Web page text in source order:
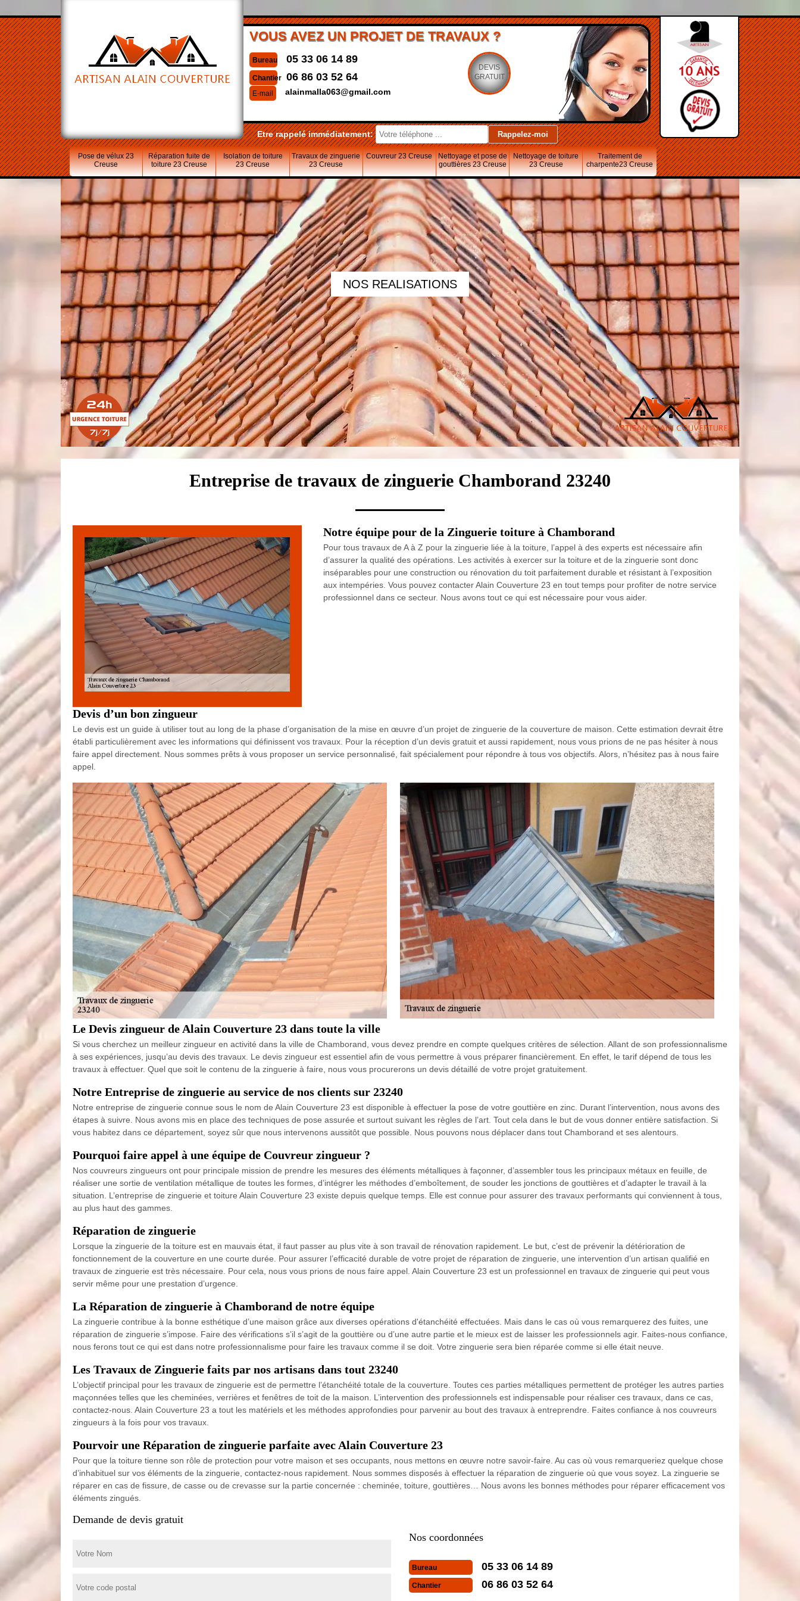
VOUS AVEZ UN PROJET DE TRAVAUX ?
Bureau 05 33 06 14 89
Chantier 06 86 03 52 64
E-mail alainmalla063@gmail.com
DEVIS
GRATUIT
Etre rappelé immédiatement:
Pose de vélux 23
Creuse
Réparation fuite de
toiture 23 Creuse
Isolation de toiture
23 Creuse
Travaux de zinguerie
23 Creuse
Couvreur 23 Creuse
Nettoyage et pose de
gouttières 23 Creuse
Nettoyage de toiture
23 Creuse
Traitement de
charpente23 Creuse
NOS REALISATIONS
Entreprise de travaux de zinguerie Chamborand 23240
Notre équipe pour de la Zinguerie toiture à Chamborand
Pour tous travaux de A à Z pour la zinguerie liée à la toiture, l’appel à des experts est nécessaire afin
d’assurer la qualité des opérations. Les activités à exercer sur la toiture et de la zinguerie sont donc
inséparables pour une construction ou rénovation du toit parfaitement durable et résistant à l’exposition
aux intempéries. Vous pouvez contacter Alain Couverture 23 en tout temps pour profiter de notre service
professionnel dans ce secteur. Nous avons tout ce qui est nécessaire pour vous aider.
Devis d’un bon zingueur
Le devis est un guide à utiliser tout au long de la phase d’organisation de la mise en œuvre d’un projet de zinguerie de la couverture de maison. Cette estimation devrait être
établi particulièrement avec les informations qui définissent vos travaux. Pour la réception d’un devis gratuit et aussi rapidement, nous vous prions de ne pas hésiter à nous
faire appel directement. Nous sommes prêts à vous proposer un service personnalisé, fait spécialement pour répondre à tous vos objectifs. Alors, n’hésitez pas à nous faire
appel.
Le Devis zingueur de Alain Couverture 23 dans toute la ville
Si vous cherchez un meilleur zingueur en activité dans la ville de Chamborand, vous devez prendre en compte quelques critères de sélection. Allant de son professionnalisme
à ses expériences, jusqu’au devis des travaux. Le devis zingueur est essentiel afin de vous permettre à vous préparer financièrement. En effet, le tarif dépend de tous les
travaux à effectuer. Quel que soit le contenu de la zinguerie à faire, nous vous procurerons un devis détaillé de votre projet gratuitement.
Notre Entreprise de zinguerie au service de nos clients sur 23240
Notre entreprise de zinguerie connue sous le nom de Alain Couverture 23 est disponible à effectuer la pose de votre gouttière en zinc. Durant l’intervention, nous avons des
étapes à suivre. Nous avons mis en place des techniques de pose assurée et surtout suivant les règles de l’art. Tout cela dans le but de vous donner entière satisfaction. Si
vous habitez dans ce département, soyez sûr que nous intervenons aussitôt que possible. Nous pouvons nous déplacer dans tout Chamborand et ses alentours.
Pourquoi faire appel à une équipe de Couvreur zingueur ?
Nos couvreurs zingueurs ont pour principale mission de prendre les mesures des éléments métalliques à façonner, d’assembler tous les principaux métaux en feuille, de
réaliser une sortie de ventilation métallique de toutes les formes, d’intégrer les méthodes d’emboîtement, de souder les jonctions de gouttières et d’adapter le travail à la
situation. L’entreprise de zinguerie et toiture Alain Couverture 23 existe depuis quelque temps. Elle est connue pour assurer des travaux performants qui conviennent à tous,
au plus haut des gammes.
Réparation de zinguerie
Lorsque la zinguerie de la toiture est en mauvais état, il faut passer au plus vite à son travail de rénovation rapidement. Le but, c’est de prévenir la détérioration de
fonctionnement de la couverture en une courte durée. Pour assurer l’efficacité durable de votre projet de réparation de zinguerie, une intervention d’un artisan qualifié en
travaux de zinguerie est très nécessaire. Pour cela, nous vous prions de nous faire appel. Alain Couverture 23 est un professionnel en travaux de zinguerie qui peut vous
servir même pour une prestation d’urgence.
La Réparation de zinguerie à Chamborand de notre équipe
La zinguerie contribue à la bonne esthétique d’une maison grâce aux diverses opérations d'étanchéité effectuées. Mais dans le cas où vous remarquerez des fuites, une
réparation de zinguerie s’impose. Faire des vérifications s’il s’agit de la gouttière ou d’une autre partie et le mieux est de laisser les professionnels agir. Faites-nous confiance,
nous ferons tout ce qui est dans notre professionnalisme pour faire les travaux comme il se doit. Votre zinguerie sera bien réparée comme si elle était neuve.
Les Travaux de Zinguerie faits par nos artisans dans tout 23240
L’objectif principal pour les travaux de zinguerie est de permettre l’étanchéité totale de la couverture. Toutes ces parties métalliques permettent de protéger les autres parties
maçonnées telles que les cheminées, verrières et fenêtres de toit de la maison. L’intervention des professionnels est indispensable pour réaliser ces travaux, dans ce cas,
contactez-nous. Alain Couverture 23 a tout les matériels et les méthodes approfondies pour parvenir au bout des travaux à entreprendre. Faites confiance à nos couvreurs
zingueurs à la fois pour vos travaux.
Pourvoir une Réparation de zinguerie parfaite avec Alain Couverture 23
Pour que la toiture tienne son rôle de protection pour votre maison et ses occupants, nous mettons en œuvre notre savoir-faire. Au cas où vous remarqueriez quelque chose
d’inhabituel sur vos éléments de la zinguerie, contactez-nous rapidement. Nous sommes disposés à effectuer la réparation de zinguerie où que vous soyez. La zinguerie se
réparer en cas de fissure, de casse ou de crevasse sur la partie concernée : cheminée, toiture, gouttières… Nous avons les bonnes méthodes pour réparer efficacement vos
éléments zingués.
Demande de devis gratuit
Nos coordonnées
Bureau 05 33 06 14 89
Chantier 06 86 03 52 64